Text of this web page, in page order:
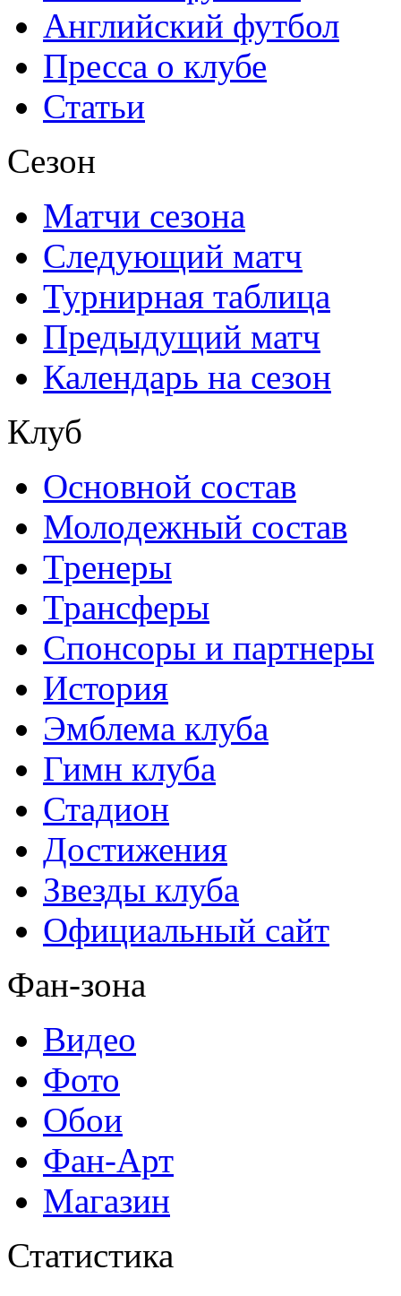
Английский футбол
Пресса о клубе
Статьи
Сезон
Матчи сезона
Следующий матч
Турнирная таблица
Предыдущий матч
Календарь на сезон
Клуб
Основной состав
Молодежный состав
Тренеры
Трансферы
Спонсоры и партнеры
История
Эмблема клуба
Гимн клуба
Стадион
Достижения
Звезды клуба
Официальный сайт
Фан-зона
Видео
Фото
Обои
Фан-Арт
Магазин
Статистика